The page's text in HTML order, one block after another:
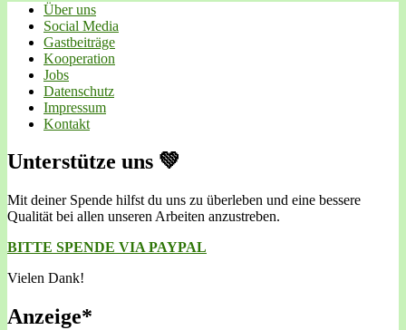
Über uns
Social Media
Gastbeiträge
Kooperation
Jobs
Datenschutz
Impressum
Kontakt
Unterstütze uns 💚
Mit deiner Spende hilfst du uns zu überleben und eine bessere
Qualität bei allen unseren Arbeiten anzustreben.
BITTE SPENDE VIA PAYPAL
Vielen Dank!
Anzeige*